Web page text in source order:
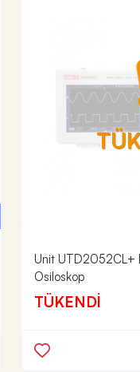
Unit UTD2052CL+
Osiloskop
TÜKENDİ